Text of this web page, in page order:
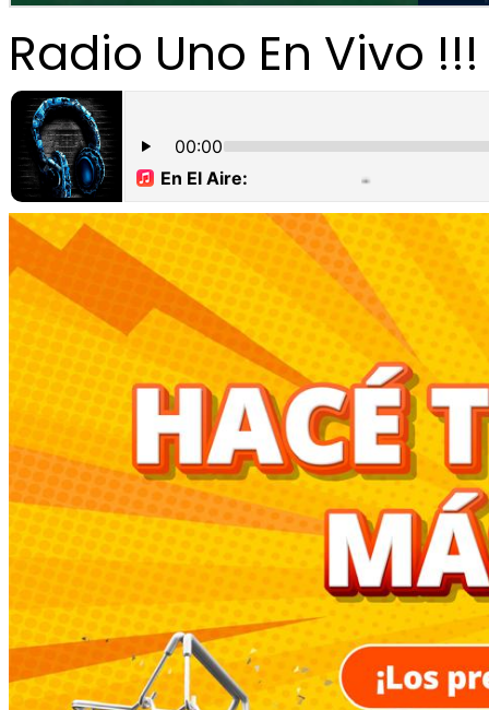
Radio Uno En Vivo !!!